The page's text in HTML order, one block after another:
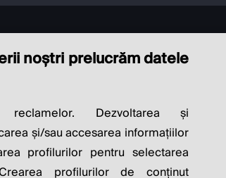
OF
PROFITS.
noștri prelucrăm datele
reclamelor. Dezvoltarea și
și/sau accesarea informațiilor
profilurilor pentru selectarea
profilurilor de conținut